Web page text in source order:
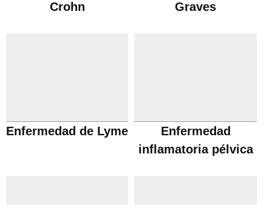
Crohn Graves
Enfermedad de Lyme
Enfermedad
inflamatoria pélvica